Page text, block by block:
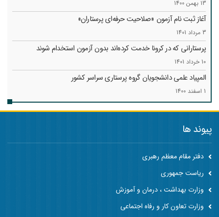
13 بهمن 1400
آغاز ثبت نام آزمون «صلاحیت حرفه‌ای پرستاران»
3 مرداد 1401
پرستارانی که در کرونا خدمت کرد‌ه‌اند بدون آزمون استخدام شوند
10 خرداد 1401
المپیاد علمی دانشجویان گروه پرستاری سراسر کشور
1 اسفند 1400
پیوند ها
دفتر مقام معظم رهبری
ریاست جمهوری
وزارت بهداشت ، درمان و آموزش
وزارت تعاون کار و رفاه اجتماعی